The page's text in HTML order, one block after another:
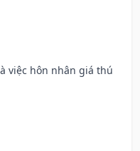
việc hôn nhân giá thú